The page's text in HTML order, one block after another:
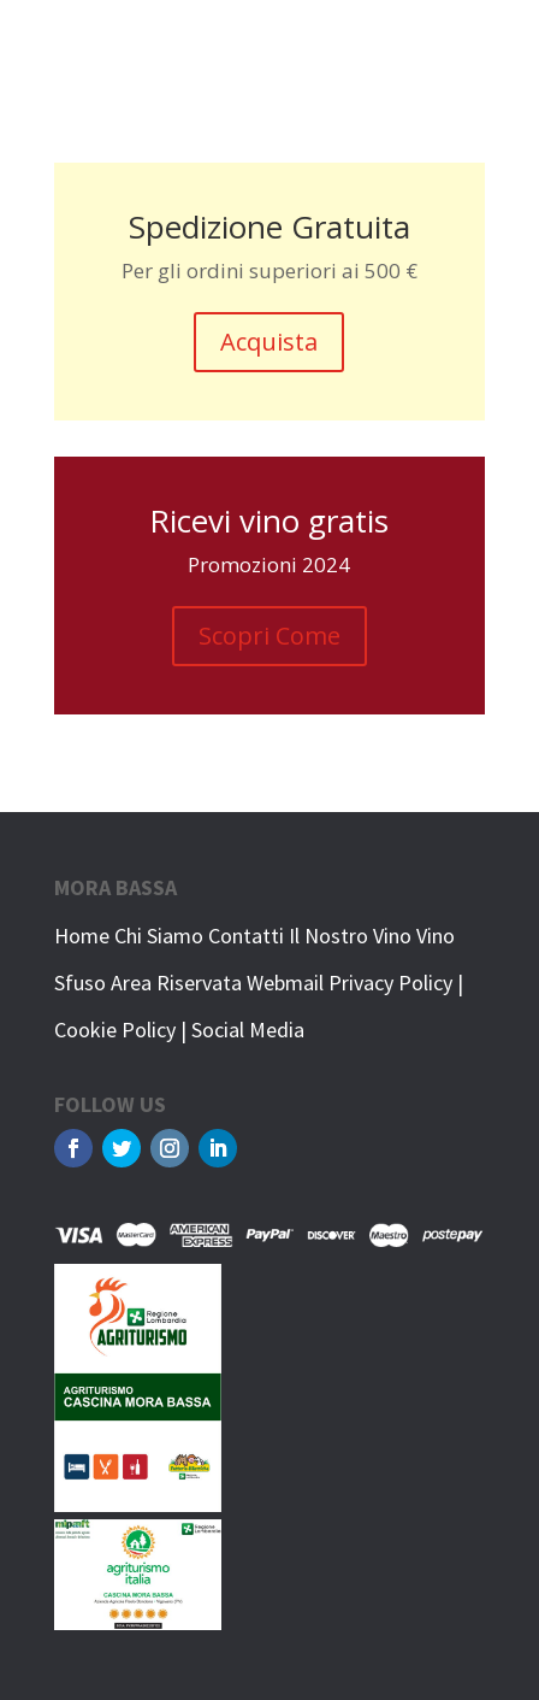
Spedizione Gratuita
Per gli ordini superiori ai 500 €
Acquista
Ricevi vino gratis
Promozioni 2024
Scopri Come
MORA BASSA
Home Chi Siamo Contatti Il Nostro Vino Vino
Sfuso Area Riservata Webmail Privacy Policy|
Cookie Policy| Social Media
FOLLOW US